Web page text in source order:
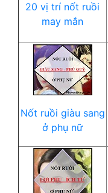
20 vị trí nốt ruồi
may mắn
Nốt ruồi giàu sang
ở phụ nữ